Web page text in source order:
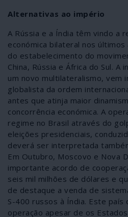
Alternativas ao império
A Rússia e a Índia têm vindo a
económica bilateral nos
do estabelecimento do
China, Rússia e África do Sul. A
um novo multilateralismo, vem
globalista da ordem
antes que atinja maior
concorrência económica. A
regime no Brasil através do
eleições presidenciais,
deverá ser interpretada
Em Outubro, Moscovo e Nova
importante acordo de
seis mil milhões de dólares e
de destaque a venda de
S-400 russos à Índia. Este país
operação apesar de os